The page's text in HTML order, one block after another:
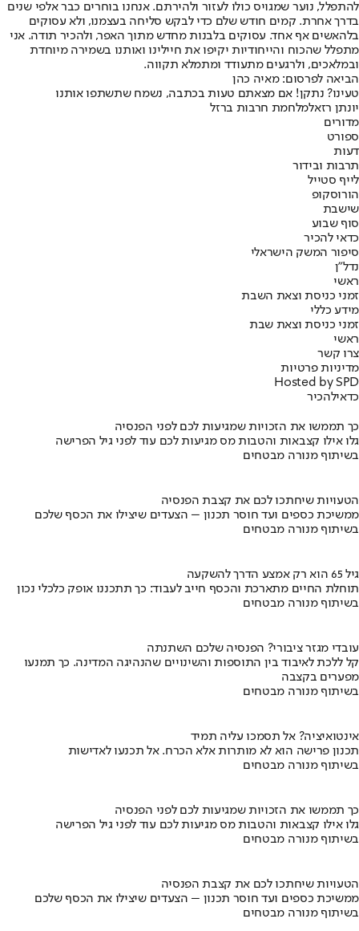
להתפלל, נוער שמגויס כולו לעזור ולהירתם. אנחנו בוחרים כבר אלפי שנים
בדרך אחרת. קמים חודש שלם כדי לבקש סליחה בעצמנו, ולא עסוקים
בלהאשים אף אחד. עסוקים בלבנות מחדש מתוך האפר, ולהכיר תודה. אני
מתפלל שהכוח והייחודיות יקיפו את חיילינו ואותנו בשמירה מיוחדת
ובמלאכים, ולרגעים מתעודד ומתמלא תקווה.
הביאה לפרסום: מאיה כהן
טעינו? נתקן! אם מצאתם טעות בכתבה, נשמח שתשתפו אותנו
יונתן רזאלמלחמת חרבות ברזל
מדורים
ספורט
דעות
תרבות ובידור
לייף סטייל
הורוסקופ
שישבת
סוף שבוע
כדאי להכיר
סיפור המשק הישראלי
נדל"ן
ראשי
זמני כניסת וצאת השבת
מידע כללי
זמני כניסת וצאת שבת
ראשי
צרו קשר
מדיניות פרטיות
Hosted by SPD
כדאילהכיר
כך תממשו את הזכויות שמגיעות לכם לפני הפנסיה
גלו אילו קצבאות והטבות מס מגיעות לכם עוד לפני גיל הפרישה
בשיתוף מנורה מבטחים
הטעויות שיחתכו לכם את קצבת הפנסיה
ממשיכת כספים ועד חוסר תכנון – הצעדים שיצילו את הכסף שלכם
בשיתוף מנורה מבטחים
גיל 65 הוא רק אמצע הדרך להשקעה
תוחלת החיים מתארכת והכסף חייב לעבוד: כך תתכננו אופק כלכלי נכון
בשיתוף מנורה מבטחים
עובדי מגזר ציבורי? הפנסיה שלכם השתנתה
קל ללכת לאיבוד בין התוספות והשינויים שהנהיגה המדינה. כך תמנעו
מפערים בקצבה
בשיתוף מנורה מבטחים
אינטואיציה? אל תסמכו עליה תמיד
תכנון פרישה הוא לא מותרות אלא הכרח. אל תכנעו לאדישות
בשיתוף מנורה מבטחים
כך תממשו את הזכויות שמגיעות לכם לפני הפנסיה
גלו אילו קצבאות והטבות מס מגיעות לכם עוד לפני גיל הפרישה
בשיתוף מנורה מבטחים
הטעויות שיחתכו לכם את קצבת הפנסיה
ממשיכת כספים ועד חוסר תכנון – הצעדים שיצילו את הכסף שלכם
בשיתוף מנורה מבטחים